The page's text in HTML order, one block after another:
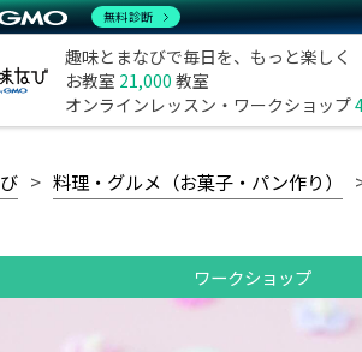
趣味とまなびで毎日を、もっと楽しく
お教室 21,000 教室
オンラインレッスン・ワークショップ
料理・グルメ（お菓子・パン作り）
ワークショップ
無料診断